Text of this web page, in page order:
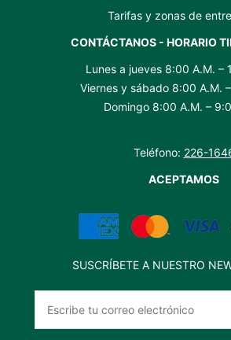
Tarifas y zonas de
CONTÁCTANOS - HORARIO
Lunes a jueves 8:00 A.M. –
Viernes y sábado 8:00 A.M.
Domingo 8:00 A.M. –
Teléfono: 226-
ACEPTAMOS
SUSCRÍBETE A NUESTRO